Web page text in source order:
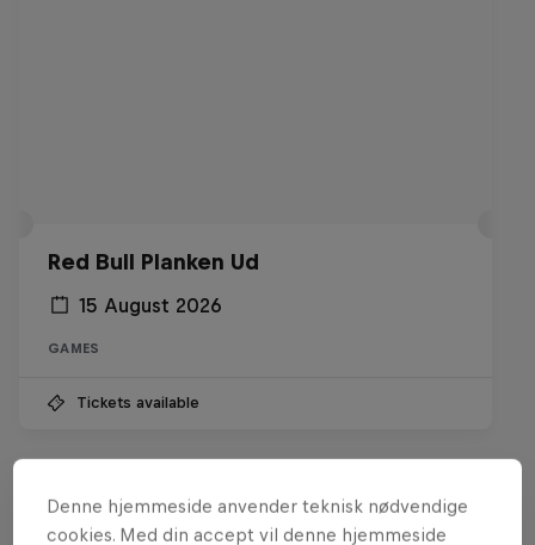
Red Bull Planken Ud
15 August 2026
GAMES
Tickets available
Denne hjemmeside anvender teknisk nødvendige
cookies. Med din accept vil denne hjemmeside